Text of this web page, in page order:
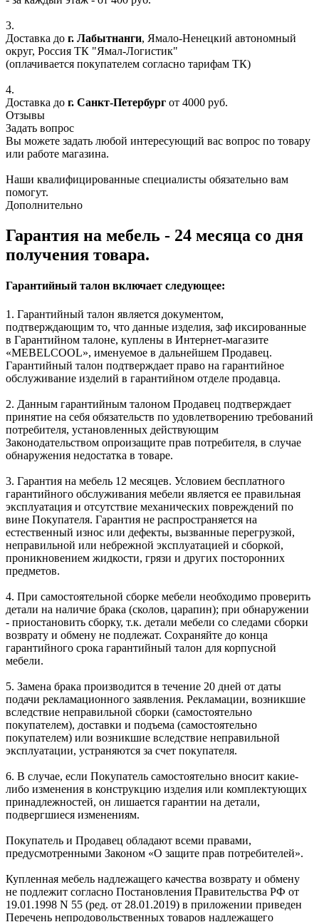
3.
Доставка до г. Лабытнанги, Ямало-Ненецкий автономный
округ, Россия ТК "Ямал-Логистик"
(оплачивается покупателем согласно тарифам ТК)
4.
Доставка до г. Санкт-Петербург от 4000 руб.
Отзывы
Задать вопрос
Вы можете задать любой интересующий вас вопрос по товару
или работе магазина.
Наши квалифицированные специалисты обязательно вам
помогут.
Дополнительно
Гарантия на мебель - 24 месяца со дня
получения товара.
Гарантийный талон включает следующее:
1. Гарантийный талон является документом,
подтверждающим то, что данные изделия, заф иксированные
в Гарантийном талоне, куплены в Интернет-магазите
«MEBELCOOL», именуемое в дальнейшем Продавец.
Гарантийный талон подтверждает право на гарантийное
обслуживание изделий в гарантийном отделе продавца.
2. Данным гарантийным талоном Продавец подтверждает
принятие на себя обязательств по удовлетворению требований
потребителя, установленных действующим
Законодательством опроизащите прав потребителя, в случае
обнаружения недостатка в товаре.
3. Гарантия на мебель 12 месяцев. Условием бесплатного
гарантийного обслуживания мебели является ее правильная
эксплуатация и отсутствие механических повреждений по
вине Покупателя. Гарантия не распространяется на
естественный износ или дефекты, вызванные перегрузкой,
неправильной или небрежной эксплуатацией и сборкой,
проникновением жидкости, грязи и других посторонних
предметов.
4. При самостоятельной сборке мебели необходимо проверить
детали на наличие брака (сколов, царапин); при обнаружении
- приостановить сборку, т.к. детали мебели со следами сборки
возврату и обмену не подлежат. Сохраняйте до конца
гарантийного срока гарантийный талон для корпусной
мебели.
5. Замена брака производится в течение 20 дней от даты
подачи рекламационного заявления. Рекламации, возникшие
вследствие неправильной сборки (самостоятельно
покупателем), доставки и подъема (самостоятельно
покупателем) или возникшие вследствие неправильной
эксплуатации, устраняются за счет покупателя.
6. В случае, если Покупатель самостоятельно вносит какие-
либо изменения в конструкцию изделия или комплектующих
принадлежностей, он лишается гарантии на детали,
подвергшиеся изменениям.
Покупатель и Продавец обладают всеми правами,
предусмотренными Законом «О защите прав потребителей».
Купленная мебель надлежащего качества возврату и обмену
не подлежит согласно Постановления Правительства РФ от
19.01.1998 N 55 (ред. от 28.01.2019) в приложении приведен
Перечень непродовольственных товаров надлежащего